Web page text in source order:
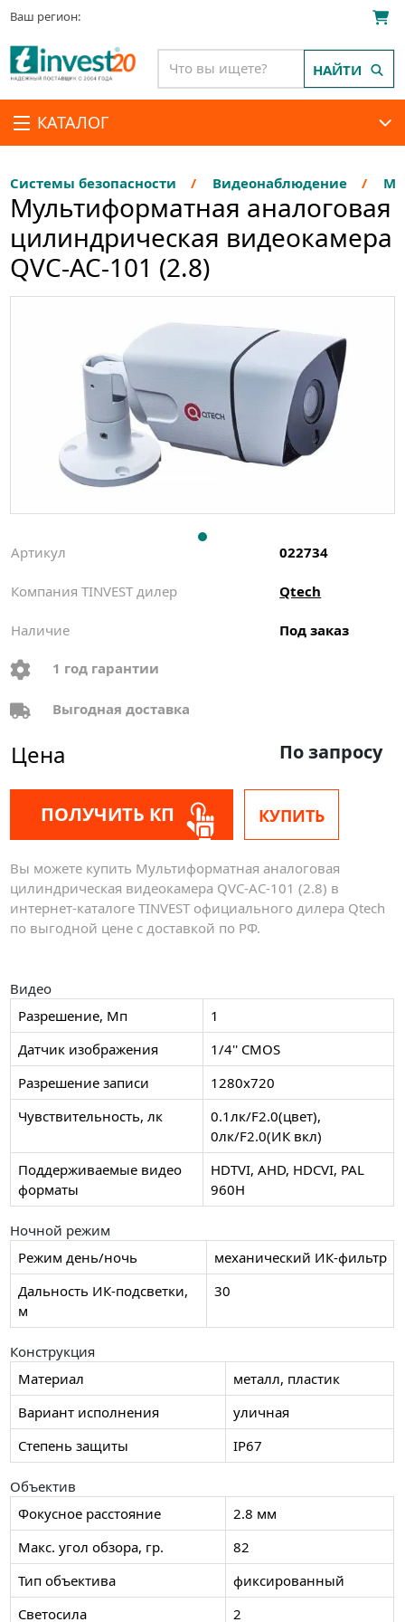
Ваш регион:
КАТАЛОГ
НАЙТИ
Системы безопасности Видеонаблюдение
Мультиформатная аналоговая
цилиндрическая видеокамера
QVC-AC-101 (2.8)
Артикул 022734
Компания TINVEST дилер Qtech
Наличие Под заказ
1 год гарантии
Выгодная доставка
Цена По запросу
ПОЛУЧИТЬ КП КУПИТЬ
Вы можете купить Мультиформатная аналоговая
цилиндрическая видеокамера QVC-AC-101 (2.8) в
интернет-каталоге TINVEST официального дилера Qtech
по выгодной цене с доставкой по РФ.
Видео
Разрешение, Мп
1
Датчик изображения
1/4'' CMOS
Разрешение записи
1280x720
Чувствительность, лк
0.1лк/F2.0(цвет),
0лк/F2.0(ИК вкл)
Поддерживаемые видео
форматы
HDTVI, AHD, HDCVI, PAL
960H
Ночной режим
Режим день/ночь
механический ИК-фильтр
Дальность ИК-подсветки,
м
30
Конструкция
Материал
металл, пластик
Вариант исполнения
уличная
Степень защиты
IP67
Объектив
Фокусное расстояние
2.8 мм
Макс. угол обзора, гр.
82
Тип объектива
фиксированный
Светосила
2